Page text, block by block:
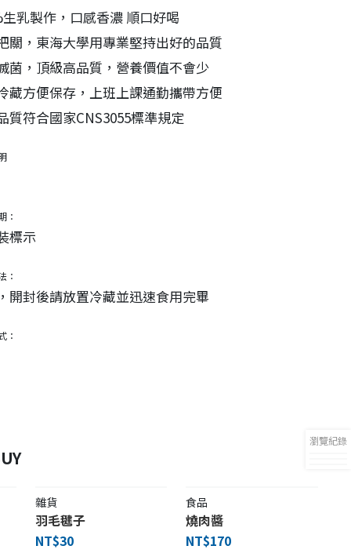
乳製作，口感香濃 順口好喝
關，東海大學用專業堅持出好的品質
菌，頂級高品質，營養價值不會少
藏方便保存，上班上課通勤攜帶方便
質符合國家CNS3055標準規定
：
標示
：
開封後請放置冷藏並迅速食用完畢
：
瀏覽紀錄
雜貨
羽毛毽子
NT$30
食品
燒肉醬
NT$170